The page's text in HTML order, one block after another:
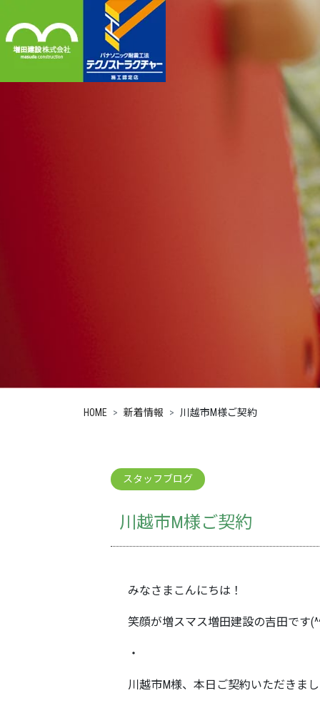
HOME 新着情報 川越市M様ご契約
スタッフブログ
川越市M様ご契約
みなさまこんにちは！
笑顔が増スマス増田建設の吉田です
・
川越市M様、本日ご契約いただきま